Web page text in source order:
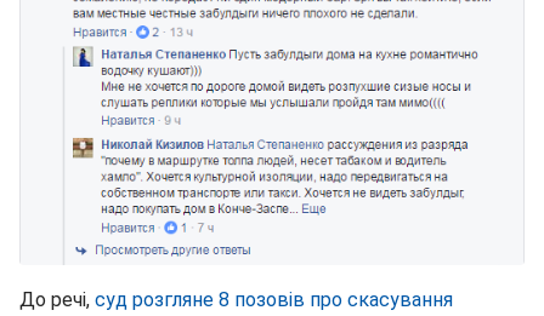
До речі, суд розгляне 8 позовів про скасування